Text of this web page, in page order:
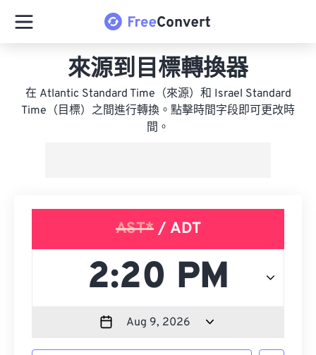
來源到目標轉換器
在 Atlantic Standard Time（來源）和 Israel Standard
Time（目標）之間進行轉換。點擊時間字段即可更改時
間。
AST*/ ADT